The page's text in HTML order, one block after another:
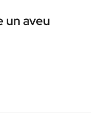
un aveu